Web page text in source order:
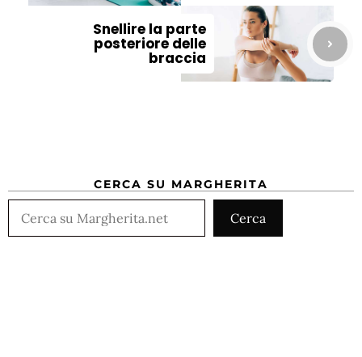
Snellire la parte
posteriore delle
braccia
CERCA SU MARGHERITA
Cerca